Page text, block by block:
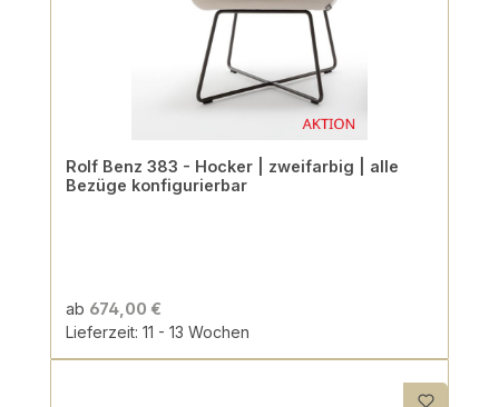
Rolf Benz 383 - Hocker | zweifarbig | alle
Bezüge konfigurierbar
ab 674,00 €
Lieferzeit: 11 - 13 Wochen